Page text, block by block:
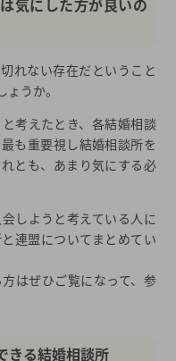
れない存在だということ
うか。
考えたとき、各結婚相談
も重要視し結婚相談所を
とも、あまり気にする必
しようと考えている人に
連盟についてまとめてい
はぜひご覧になって、参
きる結婚相談所